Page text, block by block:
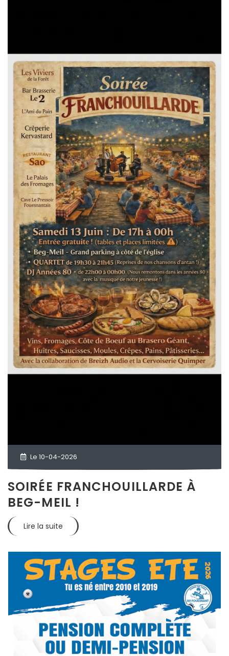
Le 10-04-2026
SOIRÉE FRANCHOUILLARDE À
BEG-MEIL !
Lire la suite